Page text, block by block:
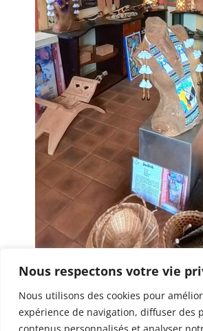
Nous respectons votre vie
Nous utilisons des cookies pour
expérience de navigation, diffuser des